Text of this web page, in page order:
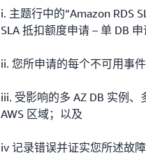
i. 主题行中的“Amazon RDS
SLA 抵扣额度申请 – 单 DB
ii. 您所申请的每个不可用事
iii. 受影响的多 AZ DB 实例、
AWS 区域；以及
iv 记录错误并证实您所述故